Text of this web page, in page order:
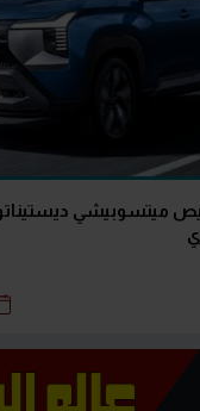
ميتسوبيشي